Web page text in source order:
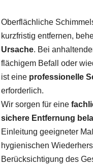
Oberflächliche
kurzfristig entfernen,
Ursache. Bei
flächigem Befall oder
ist eine professionelle
erforderlich.
Wir sorgen für eine
sichere Entfernung
Einleitung geeigneter
hygienischen
Berücksichtigung des